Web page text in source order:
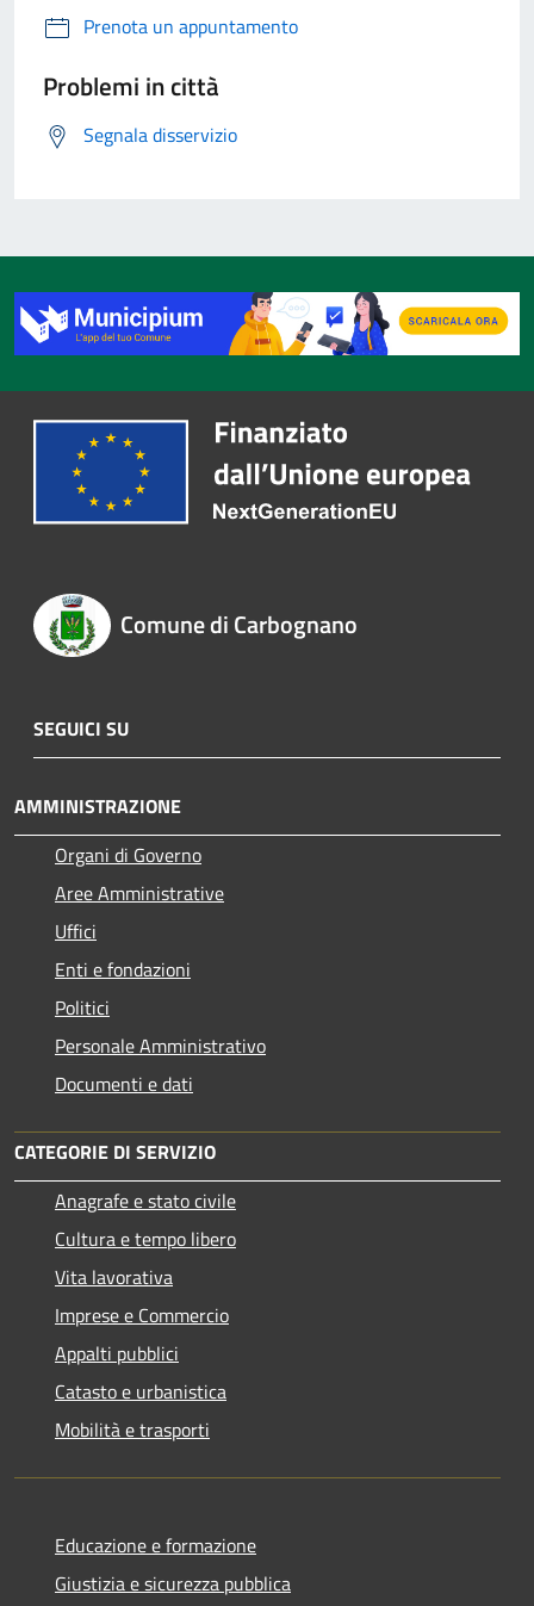
Prenota un appuntamento
Problemi in città
Segnala disservizio
Comune di Carbognano
SEGUICI SU
AMMINISTRAZIONE
Organi di Governo
Aree Amministrative
Uffici
Enti e fondazioni
Politici
Personale Amministrativo
Documenti e dati
CATEGORIE DI SERVIZIO
Anagrafe e stato civile
Cultura e tempo libero
Vita lavorativa
Imprese e Commercio
Appalti pubblici
Catasto e urbanistica
Mobilità e trasporti
Educazione e formazione
Giustizia e sicurezza pubblica